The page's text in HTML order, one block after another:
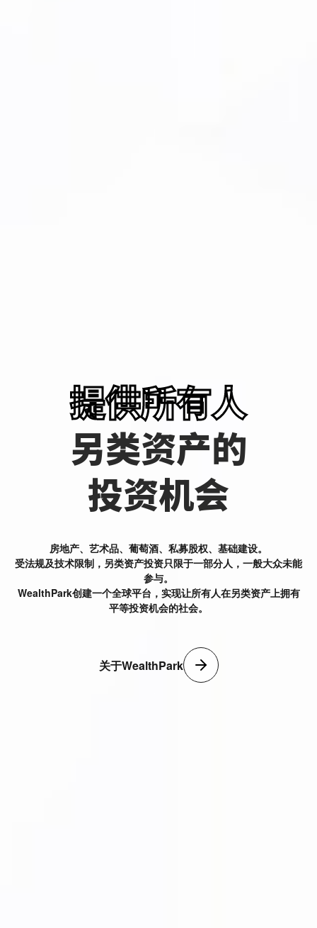
提供所有人
另类资产的
投资机会
房地产、艺术品、葡萄酒、私募股权、基础建设。
受法规及技术限制，另类资产投资只限于一部分人，一般大众未能
参与。
WealthPark创建一个全球平台，实现让所有人在另类资产上拥有
平等投资机会的社会。
关于WealthPark